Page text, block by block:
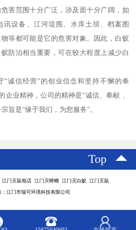
害范围十分广泛，涉及面十分广阔，如
讯设备、江河堤围、水库土坝、档案图
等都可能是它的危害对象。因此，白蚁
防治相当重要，可在较大程度上减少白
“诚信经营”的创业信念和坚持不懈的奉
企业精神，公司的精神是“诚信、奉献 、
旨是“缘于我们，为您服务”。
Top
江门灭鼠电话 江门灭蟑螂 江门灭白蚁 江门灭鼠
：江门市瑞可环境科技有限公司